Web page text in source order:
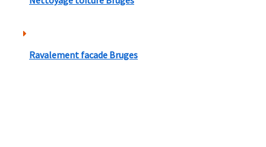
Ravalement facade Bruges